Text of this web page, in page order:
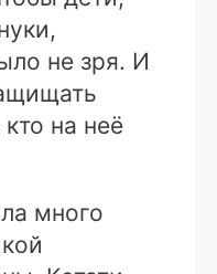
не зря. И
на неё
много